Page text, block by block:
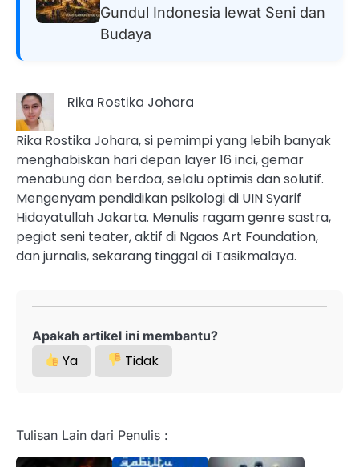
Gundul Indonesia lewat Seni dan
Budaya
Rika Rostika Johara
Rika Rostika Johara, si pemimpi yang lebih banyak
menghabiskan hari depan layer 16 inci, gemar
menabung dan berdoa, selalu optimis dan solutif.
Mengenyam pendidikan psikologi di UIN Syarif
Hidayatullah Jakarta. Menulis ragam genre sastra,
pegiat seni teater, aktif di Ngaos Art Foundation,
dan jurnalis, sekarang tinggal di Tasikmalaya.
Apakah artikel ini membantu?
Ya Tidak
Tulisan Lain dari Penulis :